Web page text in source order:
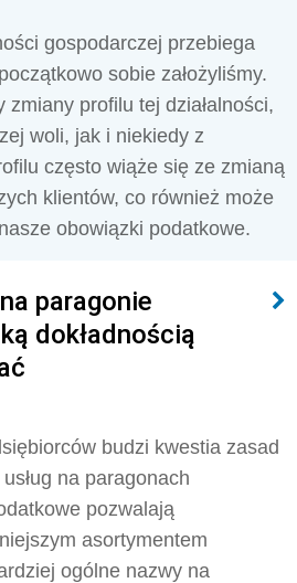
gospodarczej przebiega
sobie założyliśmy.
zmiany profilu tej działalności,
woli, jak i niekiedy z
często wiąże się ze zmianą
klientów, co również może
obowiązki podatkowe.
paragonie
dokładnością
budzi kwestia zasad
na paragonach
pozwalają
asortymentem
ogólne nazwy na